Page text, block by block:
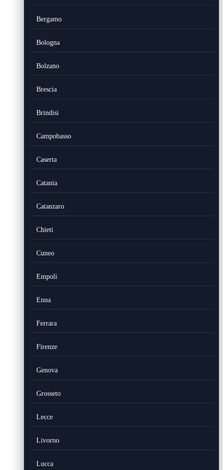
Bergamo
Bologna
Bolzano
Brescia
Brindisi
Campobasso
Caserta
Catania
Catanzaro
Chieti
Cuneo
Empoli
Enna
Ferrara
Firenze
Genova
Grosseto
Lecce
Livorno
Lucca